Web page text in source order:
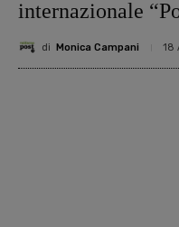
internazionale
di Monica Campani 18